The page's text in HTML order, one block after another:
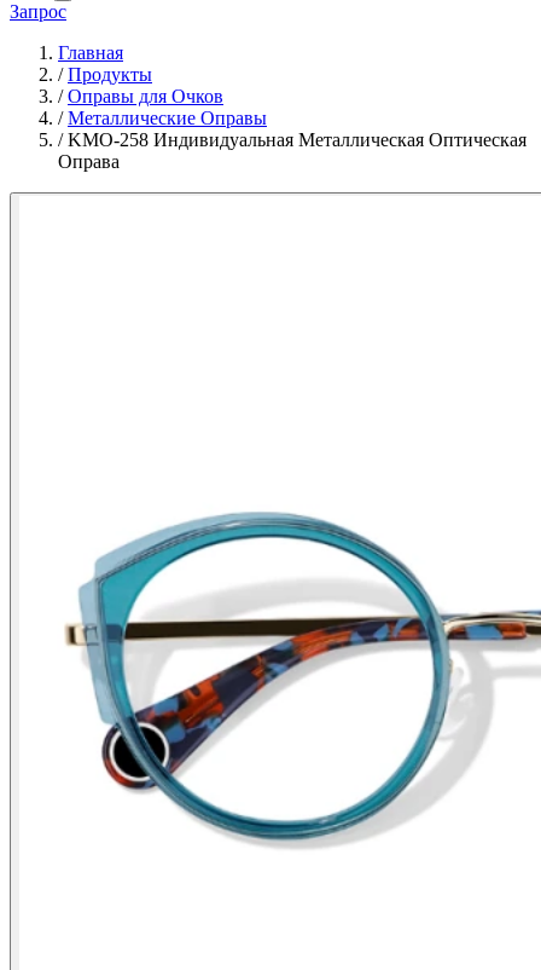
Запрос
Главная
/Продукты
/Оправы для Очков
/Металлические Оправы
/KMO-258 Индивидуальная Металлическая Оптическая
Оправа